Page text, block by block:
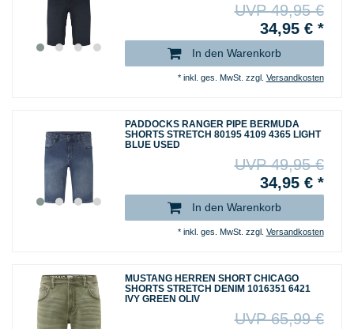
UVP 49,95 €
34,95 € *
In den Warenkorb
* inkl. ges. MwSt. zzgl. Versandkosten
PADDOCKS RANGER PIPE BERMUDA
SHORTS STRETCH 80195 4109 4365 LIGHT
BLUE USED
UVP 49,95 €
34,95 € *
In den Warenkorb
* inkl. ges. MwSt. zzgl. Versandkosten
MUSTANG HERREN SHORT CHICAGO
SHORTS STRETCH DENIM 1016351 6421
IVY GREEN OLIV
UVP 65,99 €